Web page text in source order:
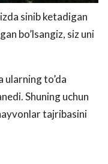
sinib ketadigan
bo’lsangiz, siz uni
ularning to’da
Shuning uchun
tajribasini